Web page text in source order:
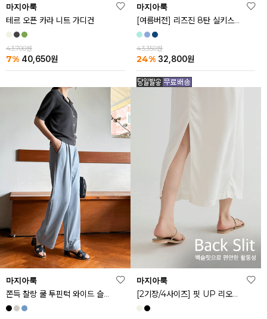
마지아룩
테르 오픈 카라 니트 가디건
43,700원
7% 40,650원
마지아룩
[여름버전] 리즈진 8탄 실키스판 와이드 아이스 데님 팬츠
43,350원
24% 32,800원
마지아룩
쫀득 찰랑 쿨 투핀턱 와이드 슬랙스
마지아룩
[2기장/4사이즈] 핏 UP 리오셀 스판 스커트